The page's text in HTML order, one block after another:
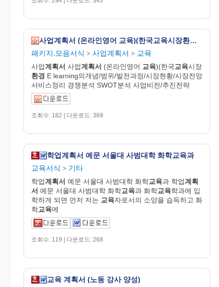
사업계획서 (온라인영어 교육)(한국교육시장환경 E-learning의개념/범위/발전과정/시장현황/시장전망 서비스정리 경쟁분석 SWOT분석 사업비전/추진전략 재무계획)
패키지.모음서식 > 사업계획서 > 교육
사업계획서 사업계획서 (온라인영어 교육)(한국교육시장
환경 E learning의개념/범위/발전과정/시장현황/시장전망
서비스정리 경쟁분석 SWOT분석 사업비전/추진전략
조회수: 182 | 다운로드: 369
학업계획서 예문 서울대 사범대학 화학교육과
교육서식 > 기타
학업계획서 예문 서울대 사범대학 화학교육과 학업계획
서 예문 서울대 사범대학 화학교육과 화학교육학과에 입
학하게 되면 먼저 저는 교육자로서의 소양을 습득하고 화
학교육에
조회수: 119 | 다운로드: 268
교육 계획서 (노동 강사 양성)